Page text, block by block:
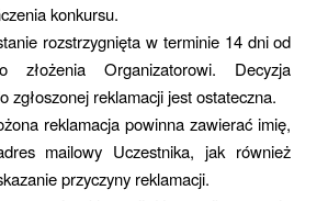
konkursu.
rozstrzygnięta w terminie 14 dni od
złożenia Organizatorowi. Decyzja
zgłoszonej reklamacji jest ostateczna.
reklamacja powinna zawierać imię,
mailowy Uczestnika, jak również
przyczyny reklamacji.